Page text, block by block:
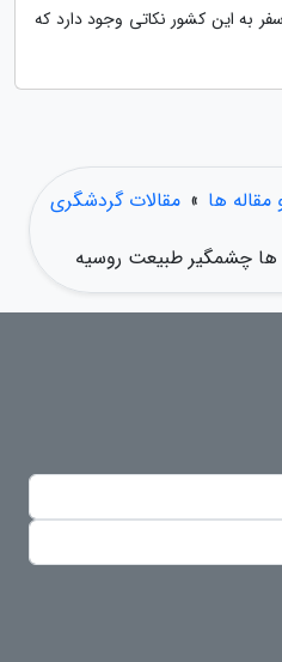
به این کشور نکاتی وجود دارد که
مقاله ها » مقالات گردشگری